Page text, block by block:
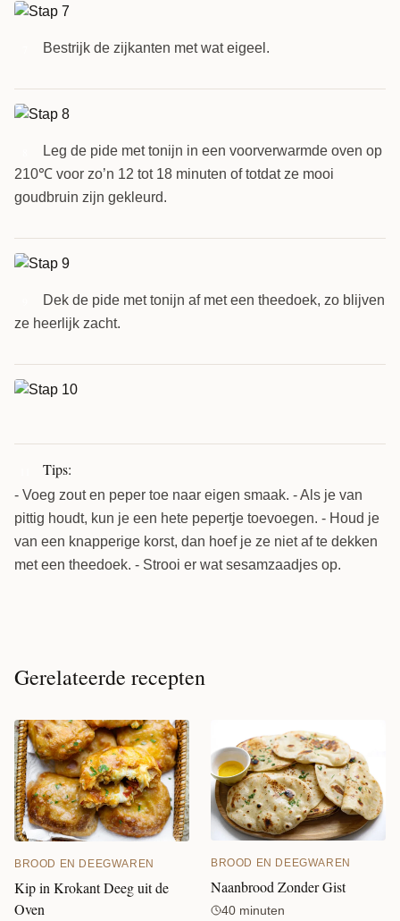
Bestrijk de zijkanten met wat eigeel.
Leg de pide met tonijn in een voorverwarmde oven op
210℃ voor zo’n 12 tot 18 minuten of totdat ze mooi
goudbruin zijn gekleurd.
Dek de pide met tonijn af met een theedoek, zo blijven
ze heerlijk zacht.
Tips:
- Voeg zout en peper toe naar eigen smaak. - Als je van
pittig houdt, kun je een hete pepertje toevoegen. - Houd je
van een knapperige korst, dan hoef je ze niet af te dekken
met een theedoek. - Strooi er wat sesamzaadjes op.
Gerelateerde recepten
BROOD EN DEEGWAREN
Kip in Krokant Deeg uit de
Oven
BROOD EN DEEGWAREN
Naanbrood Zonder Gist
40 minuten